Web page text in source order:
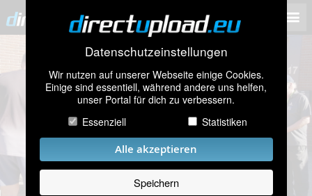
Datenschutzeinstellungen
Wir nutzen auf unserer Webseite einige Cookies.
Einige sind essentiell, während andere uns helfen,
unser Portal für dich zu verbessern.
Essenziell
Statistiken
Alle akzeptieren
Speichern